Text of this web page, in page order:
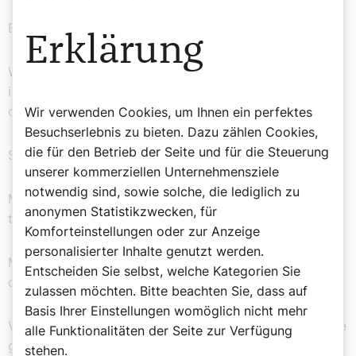
Behaupte nie etwas, was du nicht weißt!
Wirst du über etwas zurechtgewiesen, so nimm es mit
innerlicher und äußerlicher Demut an und bitte Gott für
den, der dich zurechtgewiesen!
Sei milde gegen alle, gegen dich aber streng!
Man soll nie etwas tun, was man nicht vor jedermann
tun könnte.
Mach dein Herz los von allen Dingen, suche Gott, und
du wirst ihn finden!
Vergleiche keinen mit einem anderen. Denn dies ist eine
gehässige Sache.
Erklärung
Wir verwenden Cookies, um Ihnen ein perfektes
Besuchserlebnis zu bieten. Dazu zählen Cookies,
die für den Betrieb der Seite und für die Steuerung
unserer kommerziellen Unternehmensziele
notwendig sind, sowie solche, die lediglich zu
anonymen Statistikzwecken, für
Komforteinstellungen oder zur Anzeige
personalisierter Inhalte genutzt werden.
Entscheiden Sie selbst, welche Kategorien Sie
zulassen möchten. Bitte beachten Sie, dass auf
Basis Ihrer Einstellungen womöglich nicht mehr
alle Funktionalitäten der Seite zur Verfügung
stehen.